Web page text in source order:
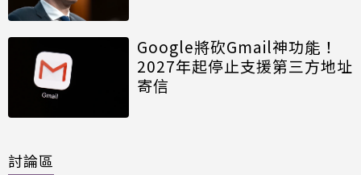
Google將砍Gmail神功能！
2027年起停止支援第三方地址
寄信
討論區